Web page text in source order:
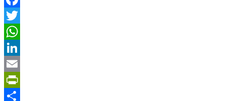
Facebook
Twitter
WhatsApp
LinkedIn
Email
PrintFriendly